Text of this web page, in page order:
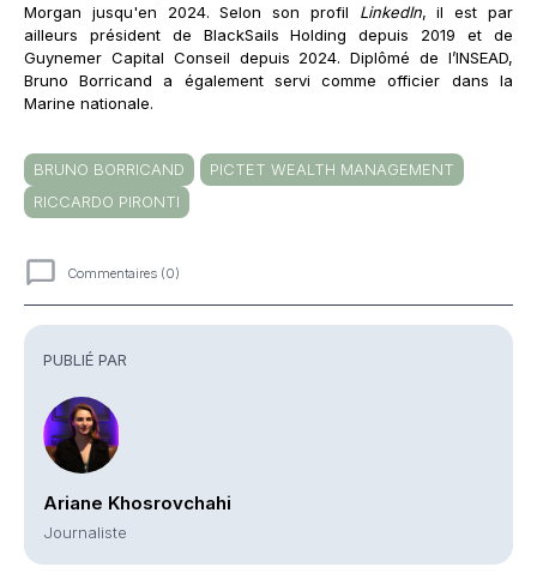
PUBLIÉ PAR
Ariane Khosrovchahi
Journaliste
Morgan jusqu'en 2024. Selon son profil LinkedIn, il est par
ailleurs président de BlackSails Holding depuis 2019 et de
Guynemer Capital Conseil depuis 2024. Diplômé de l’INSEAD,
Bruno Borricand a également servi comme officier dans la
Marine nationale.
BRUNO BORRICAND
PICTET WEALTH MANAGEMENT
RICCARDO PIRONTI
Commentaires (0)